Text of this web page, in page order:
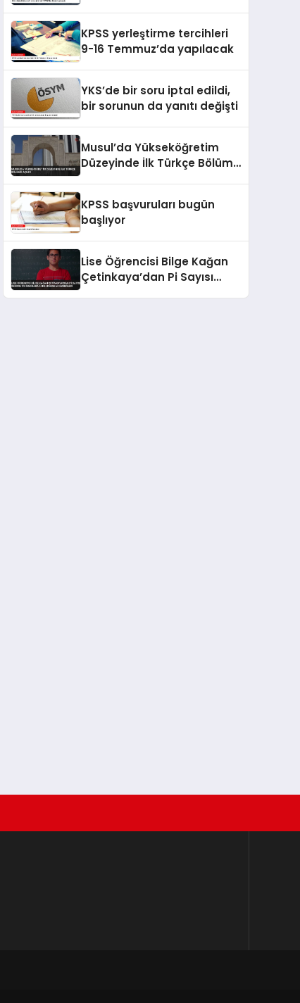
KPSS yerleştirme tercihleri
9-16 Temmuz’da yapılacak
YKS’de bir soru iptal edildi,
bir sorunun da yanıtı değişti
Musul’da Yükseköğretim
Düzeyinde İlk Türkçe Bölümü
KPSS başvuruları bugün
başlıyor
Lise Öğrencisi Bilge Kağan
Çetinkaya’dan Pi Sayısı